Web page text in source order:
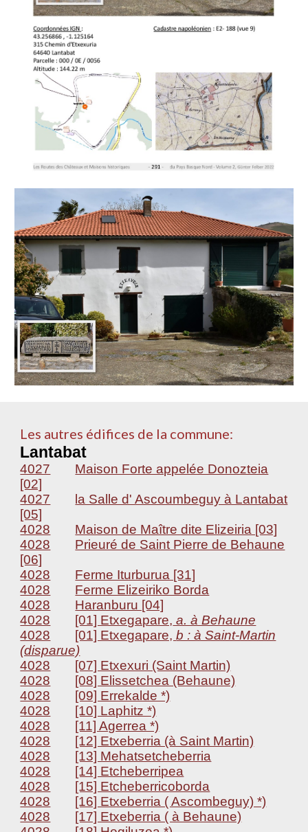
Les autres édifices de la commune:
Lantabat
4027
Maison Forte appelée Donozteia
[02]
4027
la Salle d' Ascoumbeguy à Lantabat
[05]
4028
Maison de Maître dite Elizeiria [03]
4028
Prieuré de Saint Pierre de Behaune
[06]
4028
Ferme Iturburua [31]
4028
Ferme Elizeiriko Borda
4028
Haranburu [04]
4028
[01] Etxegapare, a. à Behaune
4028
[01] Etxegapare,b : à Saint-Martin
(disparue)
4028
[07] Etxexuri (Saint Martin)
4028
[08] Elissetchea (Behaune)
4028
[09] Errekalde *)
4028
[10] Laphitz *)
4028
[11] Agerrea *)
4028
[12] Etxeberria (à Saint Martin)
4028
[13] Mehatsetcheberria
4028
[14] Etcheberripea
4028
[15] Etcheberricoborda
4028
[16] Etxeberria ( Ascombeguy) *)
4028
[17] Etxeberria ( à Behaune)